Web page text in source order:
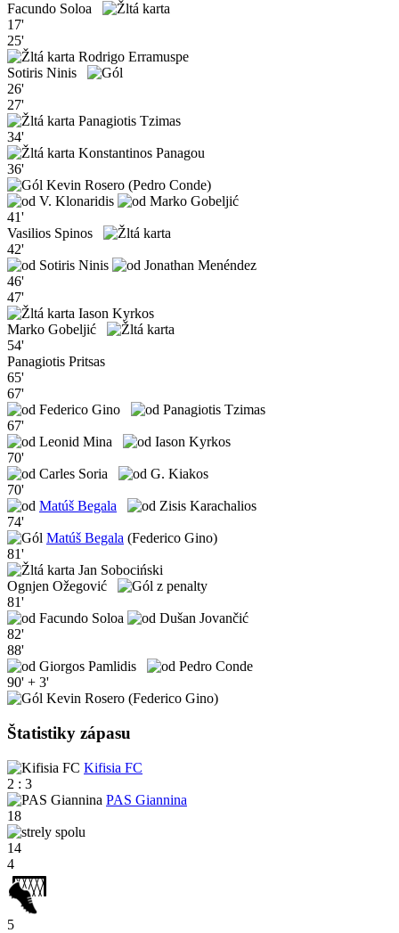
Facundo Soloa
17'
25'
Rodrigo Erramuspe
Sotiris Ninis
26'
27'
Panagiotis Tzimas
34'
Konstantinos Panagou
36'
Kevin Rosero (Pedro Conde)
V. Klonaridis
Marko Gobeljić
41'
Vasilios Spinos
42'
Sotiris Ninis
Jonathan Menéndez
46'
47'
Iason Kyrkos
Marko Gobeljić
54'
Panagiotis Pritsas
65'
67'
Federico Gino
Panagiotis Tzimas
67'
Leonid Mina
Iason Kyrkos
70'
Carles Soria
G. Kiakos
70'
Matúš Begala
Zisis Karachalios
74'
Matúš Begala (Federico Gino)
81'
Jan Sobociński
Ognjen Ožegović
81'
Facundo Soloa
Dušan Jovančić
82'
88'
Giorgos Pamlidis
Pedro Conde
90' + 3'
Kevin Rosero (Federico Gino)
Štatistiky zápasu
Kifisia FC
2 : 3
PAS Giannina
18
14
4
5